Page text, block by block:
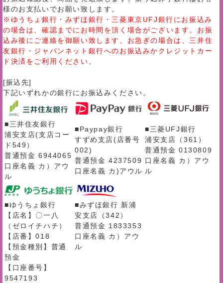
様のお支払いでお願い致します。
※ゆうちょ銀行・みずほ銀行・三菱東京UFJ銀行にお振込み
の場合は、確認までにお時間を頂く場合がございます。お振
込み後にご連絡を御願い致します。お急ぎの場合は、三井住
友銀行・ジャパンネット銀行へのお振込みかクレジットカー
ド決済をご利用ください。
[振込先]
下記いずれかの銀行にお振込みください。
■三井住友銀行
浦安支店(支店コー
ド549）
普通預金 6944065
口座名義 カ）アウ
ル
■Paypay銀行
すずめ支店(店番号
002)
普通預金 4237509
口座名義 カ)アウル
■三菱UFJ銀行
浦安支店（361）
普通預金 0130809
口座名義 カ）アウ
ル
■ゆうちょ銀行
【店名】〇一八
（ゼロイチハチ）
【店番】018
【預金種別】普通
預金
【口座番号】
9547193
■みずほ銀行 新浦
安支店（342）
普通預金 1833353
口座名義 カ）アウ
ル